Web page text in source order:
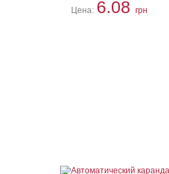
Цена: 6.08 грн